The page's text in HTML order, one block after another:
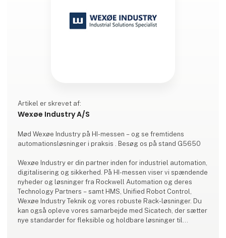
Artikel er skrevet af:
Wexøe Industry A/S
Mød Wexøe Industry på HI-messen – og se fremtidens
automationsløsninger i praksis . Besøg os på stand G5650
Wexøe Industry er din partner inden for industriel automation,
digitalisering og sikkerhed. På HI-messen viser vi spændende
nyheder og løsninger fra Rockwell Automation og deres
Technology Partners – samt HMS, Unified Robot Control,
Wexøe Industry Teknik og vores robuste Rack-løsninger. Du
kan også opleve vores samarbejde med Sicatech, der sætter
nye standarder for fleksible og holdbare løsninger til